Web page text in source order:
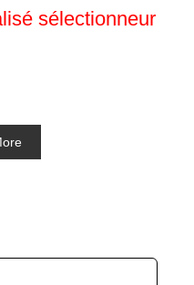
sélectionneur